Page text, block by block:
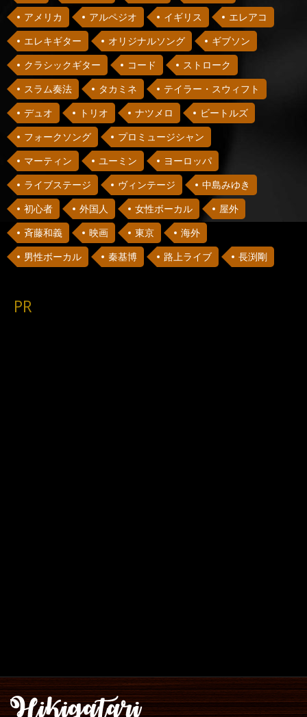
アメリカ
アルペジオ イギリス
エレアコ
エレキギター
オリジナルソング
ギブソン
クラシックギター
コード
ストローク
スラム奏法
タカミネ
テイラー・スウィフト
デュオ
トリオ ナツメロ
ビートルズ
フォークソング
プロミュージシャン
マーティン
ユーミン
ヨーロッパ
ライブステージ
ヴィンテージ
中島みゆき
初心者
外国人 女性ボーカル
屋外
斉藤和義
映画 東京
海外
男性ボーカル
秦基博 路上ライブ 長渕剛
PR